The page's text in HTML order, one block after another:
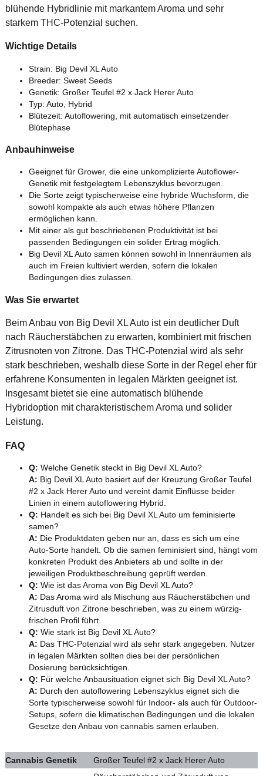
blühende Hybridlinie mit markantem Aroma und sehr
starkem THC-Potenzial suchen.
Wichtige Details
Strain: Big Devil XL Auto
Breeder: Sweet Seeds
Genetik: Großer Teufel #2 x Jack Herer Auto
Typ: Auto, Hybrid
Blütezeit: Autoflowering, mit automatisch einsetzender
Blütephase
Anbauhinweise
Geeignet für Grower, die eine unkomplizierte Autoflower-
Genetik mit festgelegtem Lebenszyklus bevorzugen.
Die Sorte zeigt typischerweise eine hybride Wuchsform, die
sowohl kompakte als auch etwas höhere Pflanzen
ermöglichen kann.
Mit einer als gut beschriebenen Produktivität ist bei
passenden Bedingungen ein solider Ertrag möglich.
Big Devil XL Auto samen können sowohl in Innenräumen als
auch im Freien kultiviert werden, sofern die lokalen
Bedingungen dies zulassen.
Was Sie erwartet
Beim Anbau von Big Devil XL Auto ist ein deutlicher Duft
nach Räucherstäbchen zu erwarten, kombiniert mit frischen
Zitrusnoten von Zitrone. Das THC-Potenzial wird als sehr
stark beschrieben, weshalb diese Sorte in der Regel eher für
erfahrene Konsumenten in legalen Märkten geeignet ist.
Insgesamt bietet sie eine automatisch blühende
Hybridoption mit charakteristischem Aroma und solider
Leistung.
FAQ
Q: Welche Genetik steckt in Big Devil XL Auto?
A: Big Devil XL Auto basiert auf der Kreuzung Großer Teufel
#2 x Jack Herer Auto und vereint damit Einflüsse beider
Linien in einem autoflowering Hybrid.
Q: Handelt es sich bei Big Devil XL Auto um feminisierte
samen?
A: Die Produktdaten geben nur an, dass es sich um eine
Auto-Sorte handelt. Ob die samen feminisiert sind, hängt vom
konkreten Produkt des Anbieters ab und sollte in der
jeweiligen Produktbeschreibung geprüft werden.
Q: Wie ist das Aroma von Big Devil XL Auto?
A: Das Aroma wird als Mischung aus Räucherstäbchen und
Zitrusduft von Zitrone beschrieben, was zu einem würzig-
frischen Profil führt.
Q: Wie stark ist Big Devil XL Auto?
A: Das THC-Potenzial wird als sehr stark angegeben. Nutzer
in legalen Märkten sollten dies bei der persönlichen
Dosierung berücksichtigen.
Q: Für welche Anbausituation eignet sich Big Devil XL Auto?
A: Durch den autoflowering Lebenszyklus eignet sich die
Sorte typischerweise sowohl für Indoor- als auch für Outdoor-
Setups, sofern die klimatischen Bedingungen und die lokalen
Gesetze den Anbau von cannabis samen erlauben.
Cannabis Genetik
Großer Teufel #2 x Jack Herer Auto